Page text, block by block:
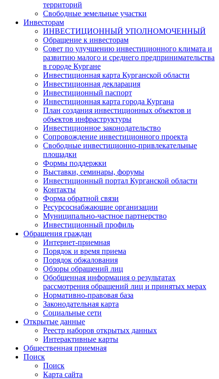
территорий
Свободные земельные участки
Инвесторам
ИНВЕСТИЦИОННЫЙ УПОЛНОМОЧЕННЫЙ
Обращение к инвесторам
Совет по улучшению инвестиционного климата и
развитию малого и среднего предпринимательства
в городе Кургане
Инвестиционная карта Курганской области
Инвестиционная декларация
Инвестиционный паспорт
Инвестиционная карта города Кургана
План создания инвестиционных объектов и
объектов инфраструктуры
Инвестиционное законодательство
Сопровождение инвестиционного проекта
Свободные инвестиционно-привлекательные
площадки
Формы поддержки
Выставки, семинары, форумы
Инвестиционный портал Курганской области
Контакты
Форма обратной связи
Ресурсоснабжающие организации
Муниципально-частное партнерство
Инвестиционный профиль
Обращения граждан
Интернет-приемная
Порядок и время приема
Порядок обжалования
Обзоры обращений лиц
Обобщенная информация о результатах
рассмотрения обращений лиц и принятых мерах
Нормативно-правовая база
Законодательная карта
Социальные сети
Открытые данные
Реестр наборов открытых данных
Интерактивные карты
Общественная приемная
Поиск
Поиск
Карта сайта